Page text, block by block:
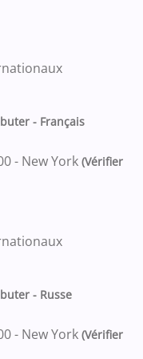
- Français
- New York (Vérifier
- Russe
- New York (Vérifier